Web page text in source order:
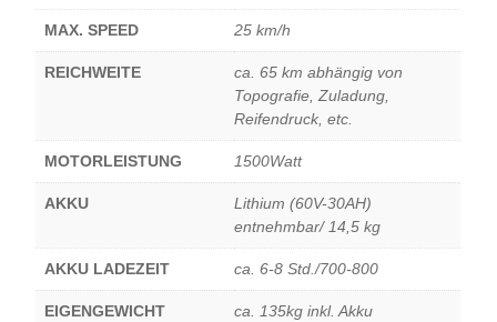
MAX. SPEED 25 km/h
REICHWEITE
ca. 65 km abhängig von
Topografie, Zuladung,
Reifendruck, etc.
MOTORLEISTUNG 1500Watt
AKKU
Lithium (60V-30AH)
entnehmbar/ 14,5 kg
AKKU LADEZEIT ca. 6-8 Std./700-800
EIGENGEWICHT ca. 135kg inkl. Akku